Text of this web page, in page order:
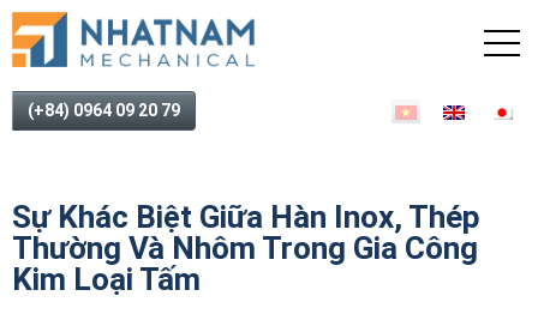
(+84) 0964 09 20 79
Sự Khác Biệt Giữa Hàn Inox, Thép
Thường Và Nhôm Trong Gia Công
Kim Loại Tấm